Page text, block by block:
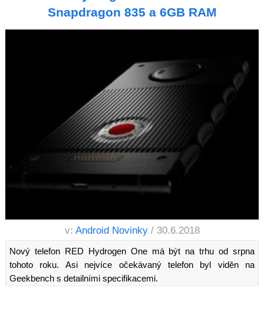
Snapdragon 835 a 6GB RAM
v: Android Novinky / 30.6.2018
Nový telefon RED Hydrogen One má být na trhu od srpna
tohoto roku. Asi nejvíce očekávaný telefon byl viděn na
Geekbench s detailními specifikacemi.